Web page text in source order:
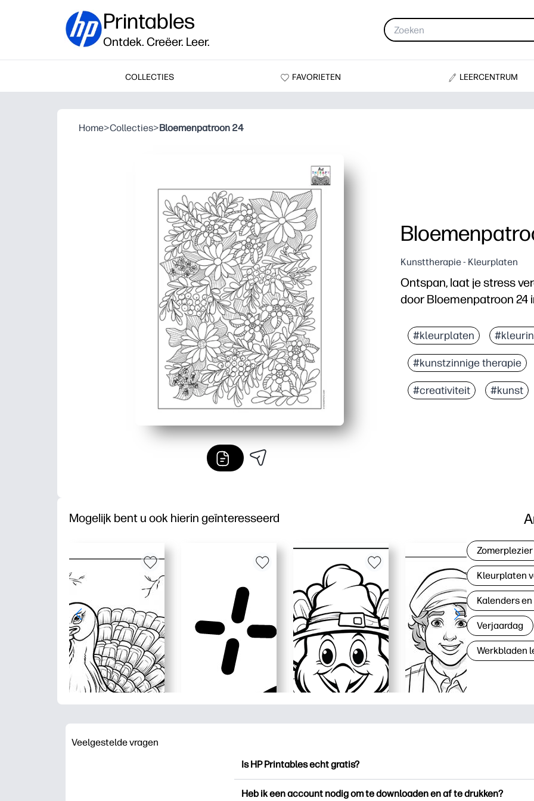
Printables
Ontdek. Creëer. Leer.
COLLECTIES FAVORIETEN LEERCENTRUM
Home>Collecties>Bloemenpatroon 24
Kunsttherapie - Kleurplaten
Ontspan, laat je stress
door Bloemenpatroon 24
Je kunt printen en
Houdt iedereen
Helpt je vaardigheden
Past bij jouw dag -
#kleurplaten
#kunstzinnige therapie
#creativiteit #kunst
Mogelijk bent u ook hierin geïnteresseerd
Zomerplezier
Kleurplaten
Kalenders
Verjaardag
Werkbladen
Veelgestelde vragen
Is HP Printables echt gratis?
Heb ik een account nodig om te downloaden en af te drukken?